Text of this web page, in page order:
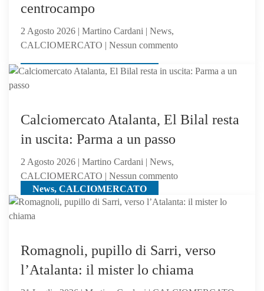
Dea
non
sfigura,
perde
News, CALCIOMERCATO
centrocampo
2 Agosto 2026 | Martino Cardani | News,
CALCIOMERCATO | Nessun commentosu
idea
a
News, CALCIOMERCATO
Calciomercato Atalanta, El Bilal resta
in uscita: Parma a un passo
2 Agosto 2026 | Martino Cardani | News,
CALCIOMERCATO | Nessun commentosu
Atalanta,
in
uscita:
Parma
Romagnoli, pupillo di Sarri, verso
l’Atalanta: il mister lo chiama